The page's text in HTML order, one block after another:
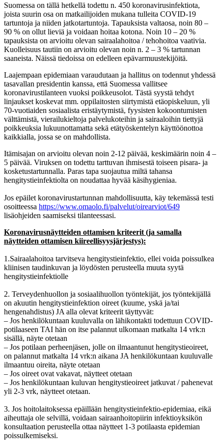
Suomessa on tällä hetkellä todettu n. 450 koronavirusinfektiota,
joista suurin osa on matkailijoiden mukana tulleita COVID-19
tartuntoja ja niiden jatkotartuntoja. Tapauksista valtaosa, noin 80 –
90 % on ollut lieviä ja voidaan hoitaa kotona. Noin 10 – 20 %
tapauksista on arvioitu olevan sairaalahoitoa / tehohoitoa vaativia.
Kuolleisuus tautiin on arvioitu olevan noin n. 2 – 3 % tartunnan
saaneista. Näissä tiedoissa on edelleen epävarmuustekijöitä.
Laajempaan epidemiaan varaudutaan ja hallitus on todennut yhdessä
tasavallan presidentin kanssa, että Suomessa vallitsee
koronavirustilanteen vuoksi poikkeusolot. Tästä syystä tehdyt
linjaukset koskevat mm. oppilaitosten siirtymistä etäopiskeluun, yli
70-vuotiaiden sosiaalista eristäytymistä, fyysisten kokoontumisten
välttämistä, vierailukieltoja palvelukoteihin ja sairaaloihin tiettyjä
poikkeuksia lukuunottamatta sekä etätyöskentelyn käyttöönottoa
kaikkialla, jossa se on mahdollista.
Itämisajan on arvioitu olevan noin 2-12 päivää, keskimäärin noin 4 –
5 päivää. Viruksen on todettu tarttuvan ihmisestä toiseen pisara- ja
kosketustartunnalla. Paras tapa suojautua miltä tahansa
hengitystieinfektiolta on noudattaa hyvää käsihygieniaa.
Jos epäilet koronavirustartunnan mahdollisuutta, käy tekemässä testi
osoitteessa https://www.omaolo.fi/palvelut/oirearviot/649
lisäohjeiden saamiseksi tilanteessasi.
Koronavirusnäytteiden ottamisen kriteerit (ja samalla
näytteiden ottamisen kiireellisyysjärjestys):
1.Sairaalahoitoa tarvitseva hengitystieinfektio, ellei voida poissulkea
kliinisen taudinkuvan ja löydösten perusteella muuta syytä
hengitystieinfektiolle
2. Terveydenhuollon ja sosiaalihuollon työntekijät, jos työntekijällä
on akuutin hengitystieinfektion oireet (kuume, yskä ja/tai
hengenahdistus) JA alla olevat kriteerit täyttyvät:
– Jos henkilökuntaan kuuluvalla on lähikontakti todettuun COVID-
potilaaseen TAI hän on itse palannut ulkomaan matkalta 14 vrk:n
sisällä, näyte otetaan
– Jos potilaan perheenjäsen, jolle on ilmaantunut hengitystieoireet,
on palannut matkalta 14 vrk:n aikana JA henkilökuntaan kuuluvalle
ilmaantuu oireita, näyte otetaan
– Jos oireet ovat vakavat, näytteet otetaan
– Jos henkilökuntaan kuluvan hengitystieoireet jatkuvat / pahenevat
yli 2-3 vrk, näytteet otetaan.
3. Jos hoitolaitoksessa epäillään hengitystieinfektio-epidemiaa, eikä
aiheuttaja ole selvillä, voidaan sairaanhoitopiirin infektioyksikön
konsultaation perusteella ottaa näytteet 1-3 potilaasta epidemian
poissulkemiseksi.